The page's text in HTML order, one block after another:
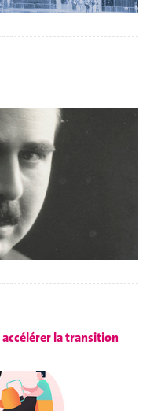
accélérer la transition